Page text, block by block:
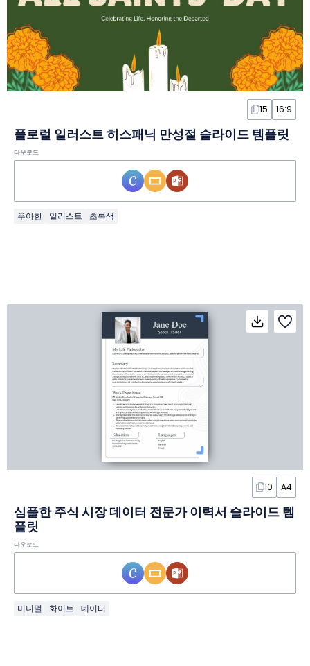
15 16:9
플로럴 일러스트 히스패닉 만성절 슬라이드 템플릿
다운로드
우아한 일러스트 초록색
10 A4
심플한 주식 시장 데이터 전문가 이력서 슬라이드 템
플릿
다운로드
미니멀 화이트 데이터